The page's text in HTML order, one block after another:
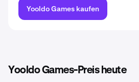
Yooldo Games kaufen
Yooldo Games-Preis heute